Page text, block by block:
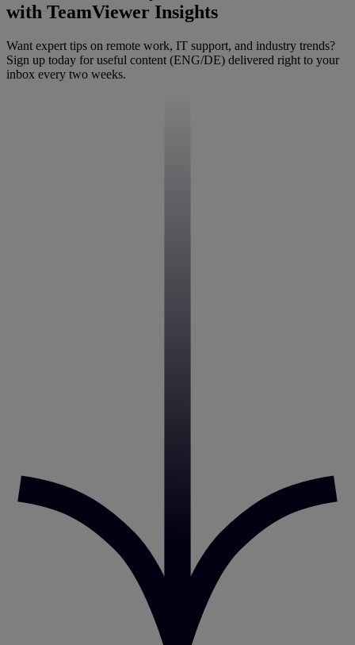
with TeamViewer Insights
Want expert tips on remote work, IT support, and industry trends?
Sign up today for useful content (ENG/DE) delivered right to your
inbox every two weeks.